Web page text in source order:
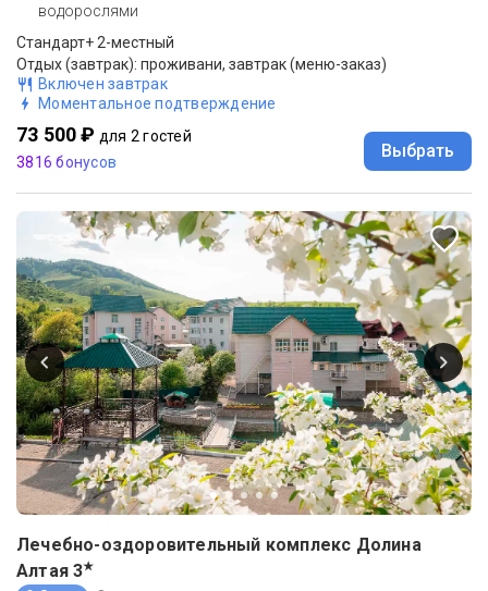
водорослями
Стандарт+ 2-местный
Отдых (завтрак): проживани, завтрак (меню-заказ)
Включен завтрак
Моментальное подтверждение
73 500 ₽ для 2 гостей
3816 бонусов
Выбрать
Лечебно-оздоровительный комплекс Долина
Алтая 3★